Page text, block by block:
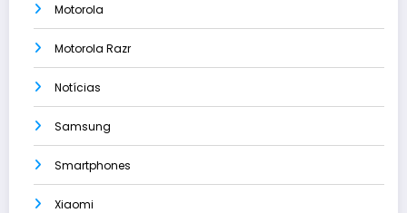
Motorola
Motorola Razr
Notícias
Samsung
Smartphones
Xiaomi